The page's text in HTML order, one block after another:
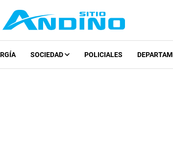
SOCIEDAD POLICIALES